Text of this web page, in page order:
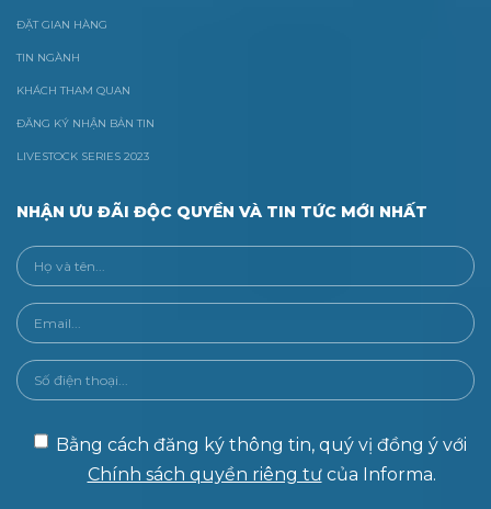
ĐẶT GIAN HÀNG
TIN NGÀNH
KHÁCH THAM QUAN
ĐĂNG KÝ NHẬN BẢN TIN
LIVESTOCK SERIES 2023
NHẬN ƯU ĐÃI ĐỘC QUYỀN VÀ TIN TỨC MỚI NHẤT
Bằng cách đăng ký thông tin, quý vị đồng ý với
Chính sách quyền riêng tưcủa Informa.